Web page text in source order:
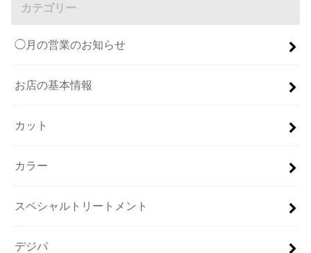
カテゴリー
◯月の営業のお知らせ
お店の基本情報
カット
カラー
スペシャルトリートメント
デジパ